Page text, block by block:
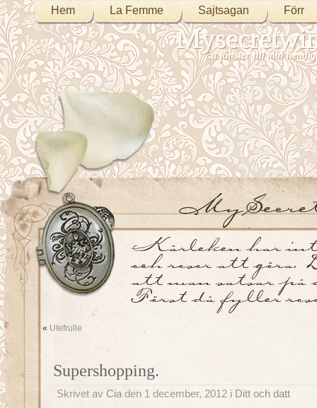
Hem La Femme Sajtsagan Förr
Ett fönster till min
« Utefrulle
Supershopping.
Skrivet av Cia den 1 december, 2012 i Ditt och datt